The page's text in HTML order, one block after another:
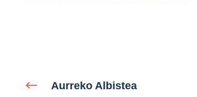
Aurreko Albistea